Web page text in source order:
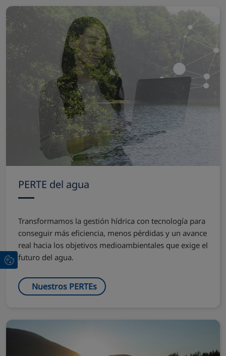
PERTE del agua
Transformamos la gestión hídrica con tecnología para
conseguir más eficiencia, menos pérdidas y un avance
real hacia los objetivos medioambientales que exige el
futuro del agua.
Nuestros PERTEs